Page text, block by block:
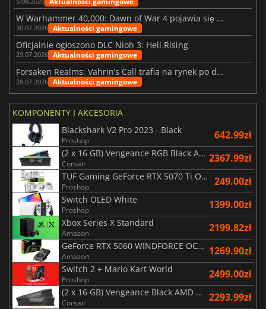
W Warhammer 40,000: Dawn of War 4 pojawia się frakcja Nekronów
30.07.2026 Aktualności gamingowe
Oficjalnie ogłoszono DLC Nioh 3: Hell Rising
29.07.2026 Aktualności gamingowe
Forsaken Realms: Vahrin’s Call trafia na rynek po dziesięciu latach prac
28.07.2026 Aktualności gamingowe
KOMPONENTY I AKCESORIA
Blackshark V2 Pro 2023 - Black
Proshop 642.99zł
(2 x 16 GB) Vengeance RGB Black AMD Expo 6000 MHz - CAS 30
Corsair 2367.99zł
TUF Gaming GeForce RTX 5070 Ti OC White Edition 16GB
Proshop 249.00zł
Switch OLED White
Proshop 1399.00zł
Xbox Series X Standard
Amazon 2199.82zł
GeForce RTX 5060 WINDFORCE OC 8G
Amazon 1269.90zł
Switch 2 + Mario Kart World
Proshop 2499.00zł
(2 x 16 GB) Vengeance Black AMD Expo 6000 MHz - CAS 30
Corsair 2293.99zł